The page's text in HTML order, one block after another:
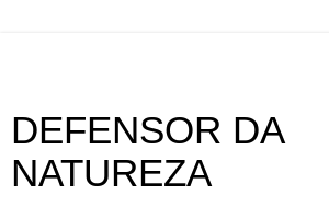
DEFENSOR DA
NATUREZA